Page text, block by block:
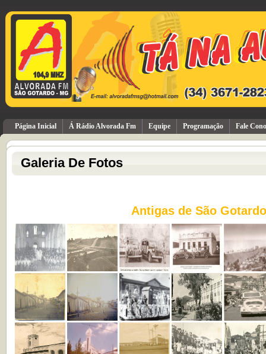
Página Inicial Á Rádio Alvorada Fm Equipe Programação Fale
Galeria De Fotos
Antigas de São Gotardo